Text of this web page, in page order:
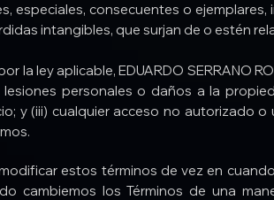
especiales, consecuentes o
intangibles, que surjan de o estén
la ley aplicable, EDUARDO SERRANO
personales o daños a la
y (iii) cualquier acceso no autorizado
estos términos de vez en
cambiemos los Términos de una